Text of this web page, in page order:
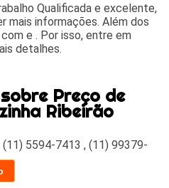
Qualificada e excelente,
mais informações. Além dos
e . Por isso, entre em
detalhes.
Preço de
Ribeirão
(11) 5594-7413 ,(11) 99379-